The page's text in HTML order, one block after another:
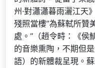
州·對瀟瀟暮雨灑江天
殘照當樓”為蘇軾所贊
處。”（趙令畤：《侯
的音樂熏陶，不期但
語）的新體裁呈現。